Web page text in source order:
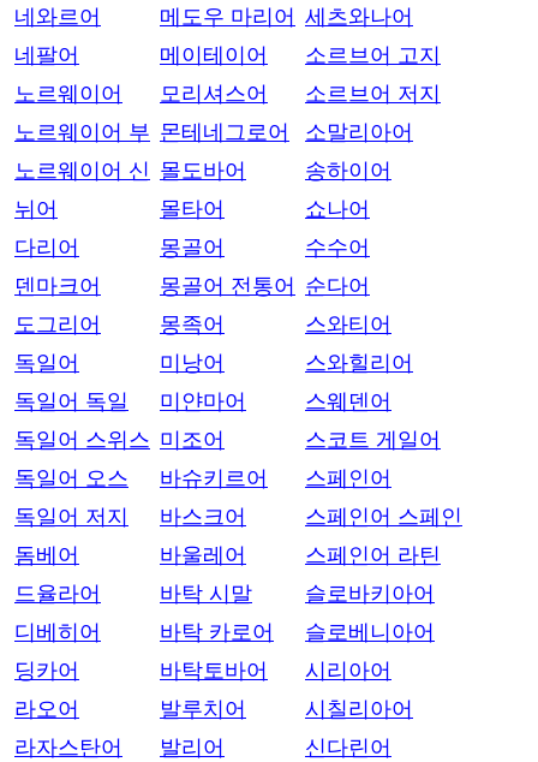
네와르어
네팔어
노르웨이어
노르웨이어 부
노르웨이어 신
뉘어
다리어
덴마크어
도그리어
독일어
독일어 독일
독일어 스위스
독일어 오스
독일어 저지
돔베어
드율라어
디베히어
딩카어
라오어
라자스탄어
메도우 마리어
메이테이어
모리셔스어
몬테네그로어
몰도바어
몰타어
몽골어
몽골어 전통어
몽족어
미낭어
미얀마어
미조어
바슈키르어
바스크어
바울레어
바탁 시말
바탁 카로어
바탁토바어
발루치어
발리어
세츠와나어
소르브어 고지
소르브어 저지
소말리아어
송하이어
쇼나어
수수어
순다어
스와티어
스와힐리어
스웨덴어
스코트 게일어
스페인어
스페인어 스페인
스페인어 라틴
슬로바키아어
슬로베니아어
시리아어
시칠리아어
신다린어